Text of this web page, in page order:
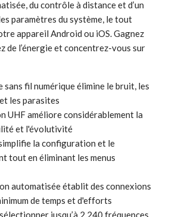
du contrôle à distance et d’un
paramètres du système, le tout
appareil Android ou iOS. Gagnez
de l’énergie et concentrez-vous sur
sans fil numérique élimine le bruit, les
les parasites
UHF améliore considérablement la
et l'évolutivité
simplifie la configuration et le
tout en éliminant les menus
automatisée établit des connexions
de temps et d'efforts
jusqu’à 2 240 fréquences